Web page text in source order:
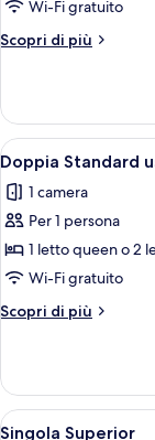
Deluxe,
1
matrimoniale
o
2
letti
singoli
Wi-Fi gratuito
Scopri di più
Altri
Deluxe,
letto
matrimoniale
o
2
singoli
Apri
tutte
le
foto
per
Doppia
Standard
uso
(Urban
Room)
4
Doppia Standard
1 camera
Per 1 persona
1 letto queen o 2
Wi-Fi gratuito
Scopri di più
Altri
Standard
uso
singolo
Apri
6
Singola Superior